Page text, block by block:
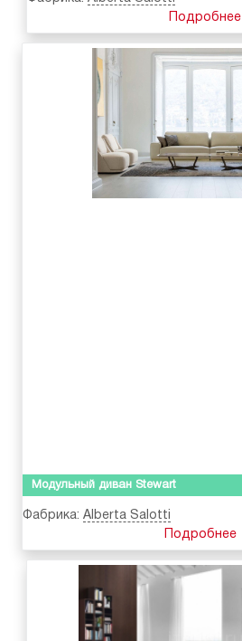
Подробнее
Модульный диван Stewart
Фабрика: Alberta Salotti
Подробнее